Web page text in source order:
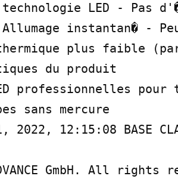
LED - Pas
instantan� -
plus faible
du produit
professionnelles
sans mercure
2022, 12:15:08 BASE
GmbH. All rights